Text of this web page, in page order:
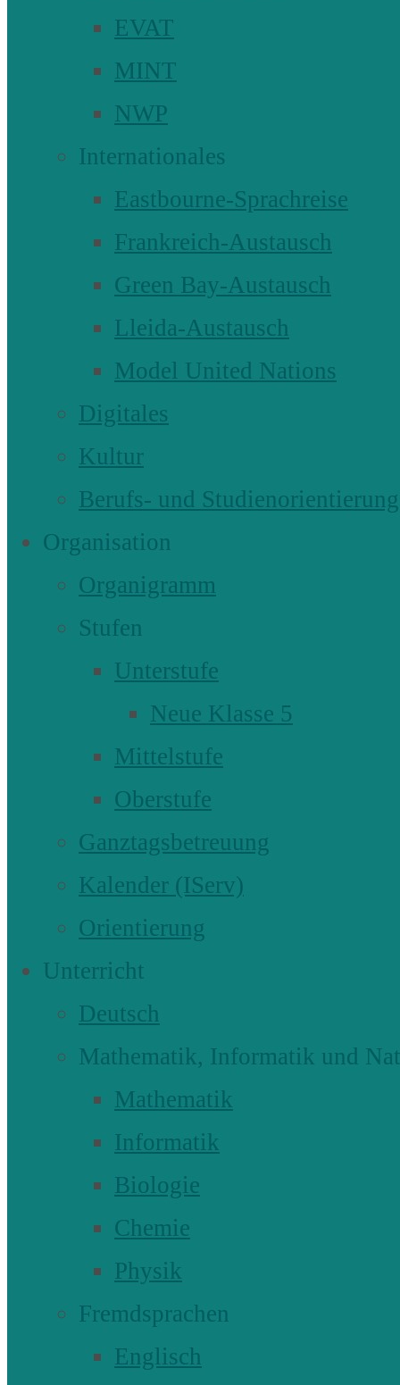
EVAT
MINT
NWP
Internationales
Eastbourne-Sprachreise
Frankreich-Austausch
Green Bay-Austausch
Lleida-Austausch
Model United Nations
Digitales
Kultur
Berufs- und Studienorientierung
Organisation
Organigramm
Stufen
Unterstufe
Neue Klasse 5
Mittelstufe
Oberstufe
Ganztagsbetreuung
Kalender (IServ)
Orientierung
Unterricht
Deutsch
Mathematik, Informatik und
Mathematik
Informatik
Biologie
Chemie
Physik
Fremdsprachen
Englisch